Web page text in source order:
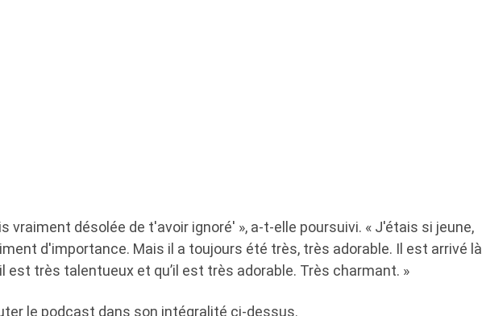
vraiment désolée de t'avoir ignoré' », a-t-elle poursuivi. « J'étais si jeune,
d'importance. Mais il a toujours été très, très adorable. Il est arrivé là
est très talentueux et qu’il est très adorable. Très charmant. »
le podcast dans son intégralité ci-dessus.